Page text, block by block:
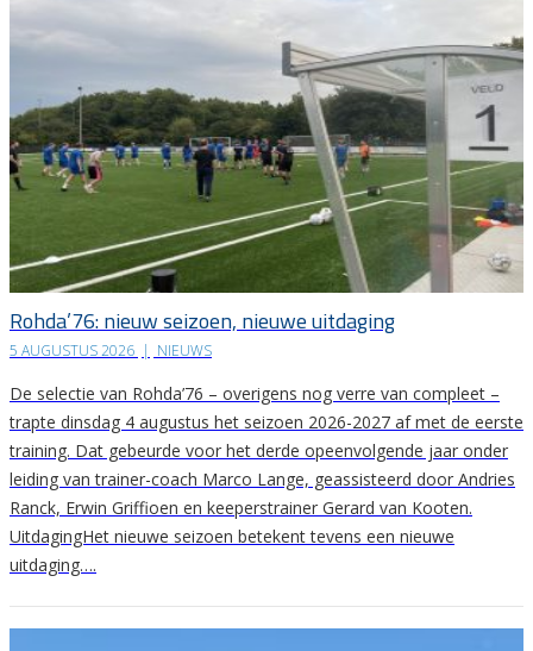
Rohda’76: nieuw seizoen, nieuwe uitdaging
5 AUGUSTUS 2026 | NIEUWS
De selectie van Rohda’76 – overigens nog verre van compleet –
trapte dinsdag 4 augustus het seizoen 2026-2027 af met de eerste
training. Dat gebeurde voor het derde opeenvolgende jaar onder
leiding van trainer-coach Marco Lange, geassisteerd door Andries
Ranck, Erwin Griffioen en keeperstrainer Gerard van Kooten.
UitdagingHet nieuwe seizoen betekent tevens een nieuwe
uitdaging….